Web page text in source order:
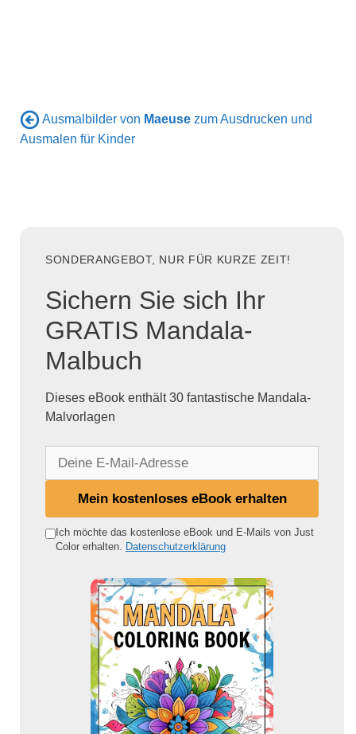
Ausmalbilder von Maeuse zum Ausdrucken und
Ausmalen für Kinder
SONDERANGEBOT, NUR FÜR KURZE ZEIT!
Sichern Sie sich Ihr
GRATIS Mandala-
Malbuch
Dieses eBook enthält 30 fantastische Mandala-
Malvorlagen
e
Mein kostenloses eBook erhalten
Ich möchte das kostenlose eBook und E-Mails von Just
Color erhalten. Datenschutzerklärung